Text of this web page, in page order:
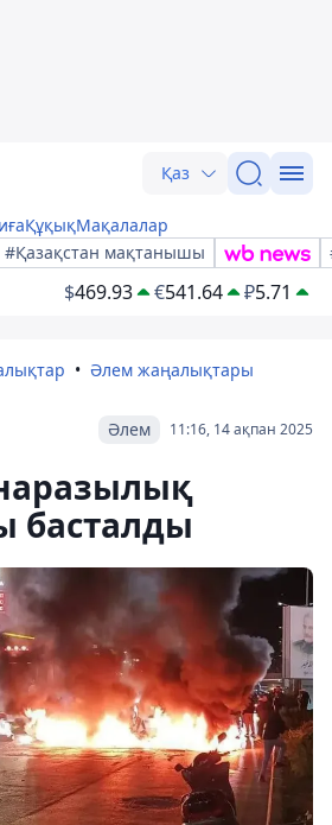
Қаз
ҚұқықМақалалар
#Қазақстан мақтанышы
$469.93 €541.64 ₽5.71
Әлем жаңалықтары
11:16, 14 ақпан 2025
Әлем
басталды